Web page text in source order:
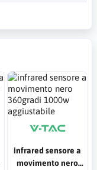
infrared sensore a
movimento nero